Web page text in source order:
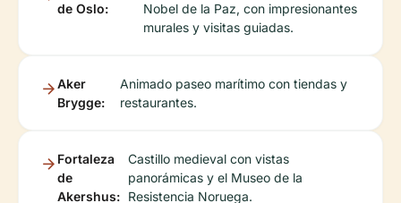
de Oslo:
Nobel de la Paz, con impresionantes
murales y visitas guiadas.
Aker
Brygge:
Animado paseo marítimo con tiendas y
restaurantes.
Fortaleza
de
Akershus:
Castillo medieval con vistas
panorámicas y el Museo de la
Resistencia Noruega.